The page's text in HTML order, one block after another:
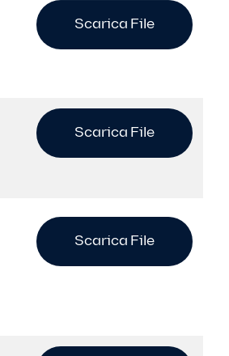
Scarica File
Scarica File
Scarica File